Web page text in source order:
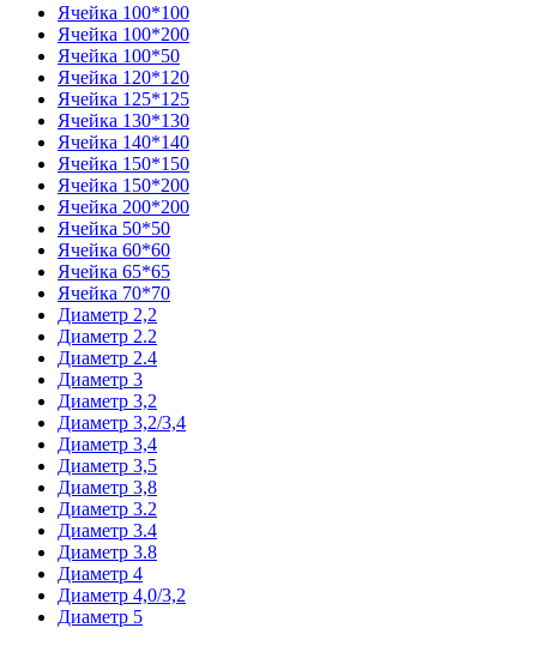
Ячейка 100*100
Ячейка 100*200
Ячейка 100*50
Ячейка 120*120
Ячейка 125*125
Ячейка 130*130
Ячейка 140*140
Ячейка 150*150
Ячейка 150*200
Ячейка 200*200
Ячейка 50*50
Ячейка 60*60
Ячейка 65*65
Ячейка 70*70
Диаметр 2,2
Диаметр 2.2
Диаметр 2.4
Диаметр 3
Диаметр 3,2
Диаметр 3,2/3,4
Диаметр 3,4
Диаметр 3,5
Диаметр 3,8
Диаметр 3.2
Диаметр 3.4
Диаметр 3.8
Диаметр 4
Диаметр 4,0/3,2
Диаметр 5